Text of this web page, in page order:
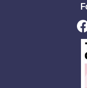
F
o